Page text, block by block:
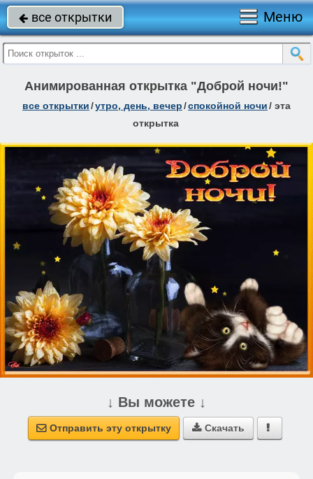
 все открытки Меню
Анимированная открытка "Доброй ночи!"
все открытки/утро, день, вечер/спокойной ночи/ эта
открытка
↓ Вы можете ↓
 Отправить эту открытку  Скачать 